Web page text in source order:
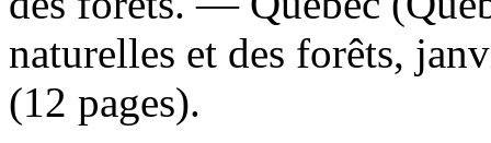
naturelles et des forêts,
(12 pages).